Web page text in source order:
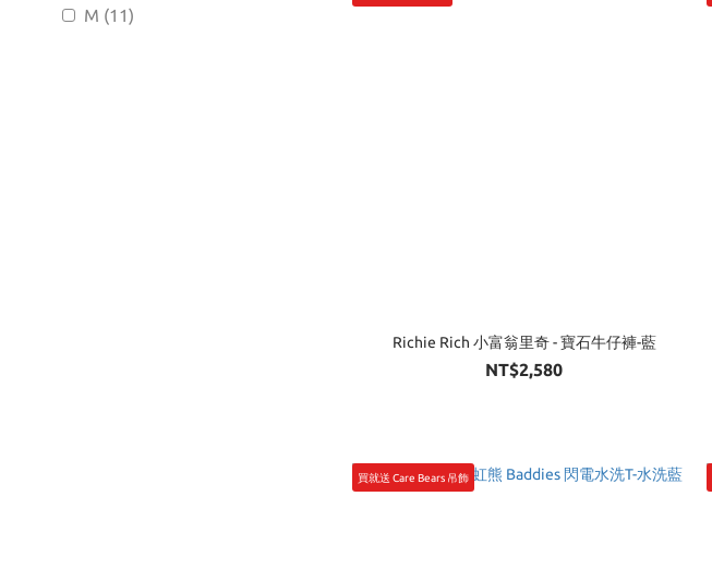
M (11)
Richie Rich 小富翁里奇 - 寶石牛仔褲-藍
NT$2,580
買就送 Care Bears 吊飾